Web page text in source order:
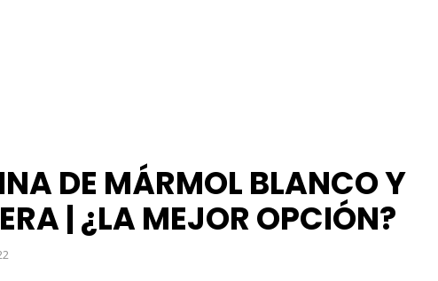
DE MÁRMOL BLANCO Y
| ¿LA MEJOR OPCIÓN?